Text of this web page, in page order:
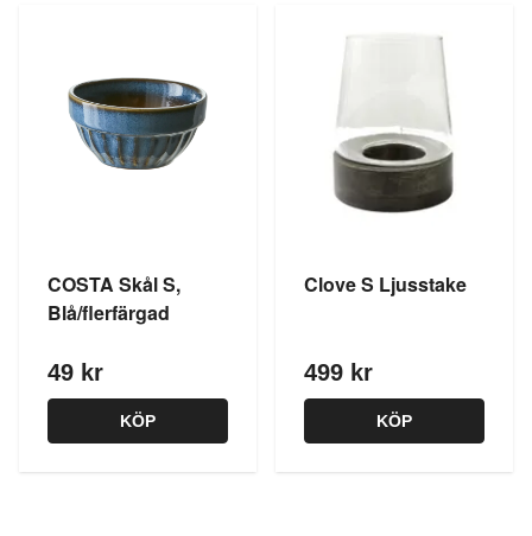
COSTA Skål S,
Blå/flerfärgad
49 kr
KÖP
Clove S Ljusstake
499 kr
KÖP